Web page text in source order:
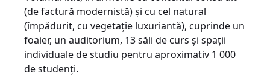
(de factură modernistă) și cu cel natural
(împădurit, cu vegetație luxuriantă), cuprinde un
foaier, un auditorium, 13 săli de curs și spații
individuale de studiu pentru aproximativ 1 000
de studenți.